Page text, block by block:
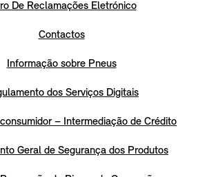
De Reclamações Eletrónico
Contactos
Informação sobre Pneus
dos Serviços Digitais
– Intermediação de Crédito
Geral de Segurança dos Produtos